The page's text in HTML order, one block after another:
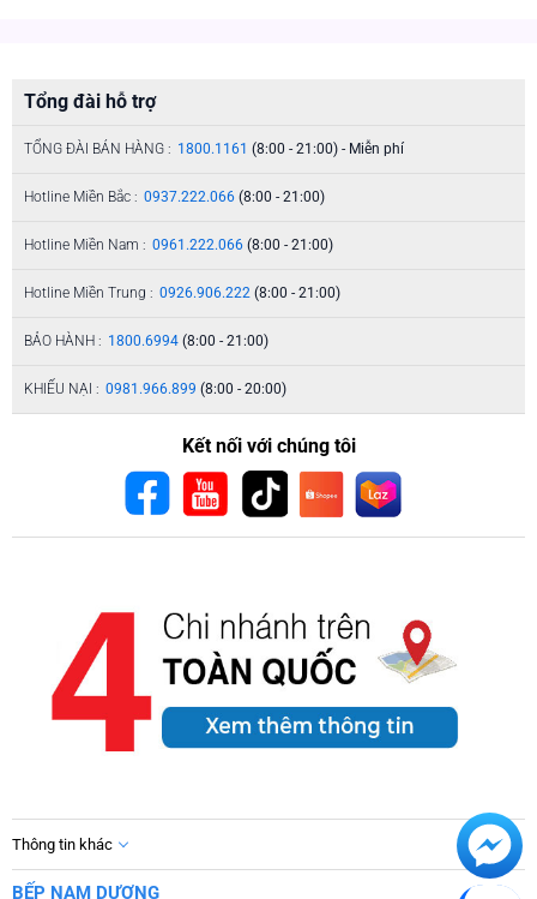
Tổng đài hỗ trợ
TỔNG ĐÀI BÁN HÀNG : 1800.1161 (8:00 - 21:00) - Miễn phí
Hotline Miền Bắc : 0937.222.066 (8:00 - 21:00)
Hotline Miền Nam : 0961.222.066 (8:00 - 21:00)
Hotline Miền Trung : 0926.906.222 (8:00 - 21:00)
BẢO HÀNH : 1800.6994 (8:00 - 21:00)
KHIẾU NẠI : 0981.966.899 (8:00 - 20:00)
Kết nối với chúng tôi
Thông tin khác
BẾP NAM DƯƠNG